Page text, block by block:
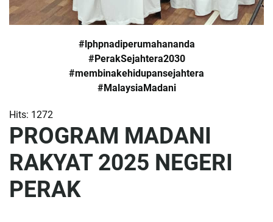
#lphpnadiperumahananda
#PerakSejahtera2030
#membinakehidupansejahtera
#MalaysiaMadani
Hits: 1272
PROGRAM MADANI
RAKYAT 2025 NEGERI
PERAK